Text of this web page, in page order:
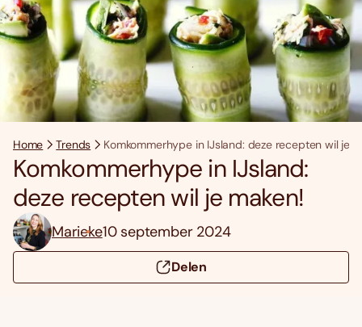
Home Trends Komkommerhype in IJsland: deze recepten wil je
Komkommerhype in IJsland:
deze recepten wil je maken!
Marieke10 september 2024
Delen